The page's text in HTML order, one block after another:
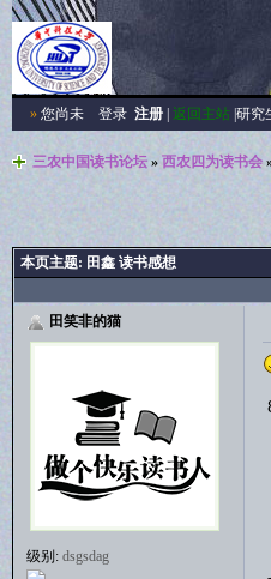
»您尚未 登录 注册| 返回主站| 研究
三农中国读书论坛» 西农四为读书会
本页主题: 田鑫 读书感想
田笑非的猫
级别: dsgsdag